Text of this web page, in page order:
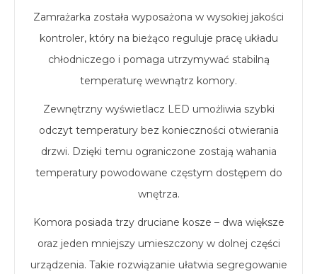
Zamrażarka została wyposażona w wysokiej jakości
kontroler, który na bieżąco reguluje pracę układu
chłodniczego i pomaga utrzymywać stabilną
temperaturę wewnątrz komory.
Zewnętrzny wyświetlacz LED umożliwia szybki
odczyt temperatury bez konieczności otwierania
drzwi. Dzięki temu ograniczone zostają wahania
temperatury powodowane częstym dostępem do
wnętrza.
Komora posiada trzy druciane kosze – dwa większe
oraz jeden mniejszy umieszczony w dolnej części
urządzenia. Takie rozwiązanie ułatwia segregowanie